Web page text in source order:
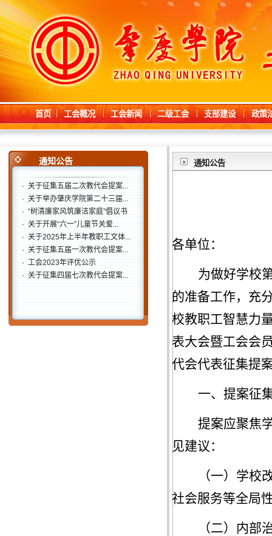
首页 工会概况 工会新闻 二级工会 支部建设 政策
通知公告
· 关于征集五届二次教代会提案...
· 关于举办肇庆学院第二十三届...
· “树清廉家风筑廉洁家庭”倡议书
· 关于开展“六一”儿童节关爱...
· 关于2025年上半年教职工文体...
· 关于征集五届一次教代会提案...
· 工会2023年评优公示
· 关于征集四届七次教代会提案...
通知公告
各单位：
为做好学校
的准备工作， 充
校教职工智慧力
表大会暨工会会
代会代表征集提
一、提案征
提案应聚焦
见建议：
（一） 学校
社会服务等全局
（二） 内部